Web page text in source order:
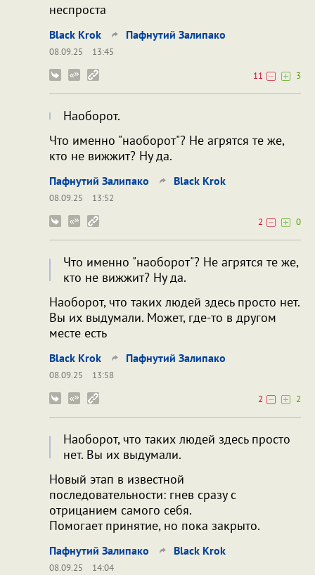
неспроста
Black Krok Пафнутий Залипако
08.09.25
13:45
11
3
Наоборот.
Что именно "наоборот"? Не агрятся те же,
кто не вижжит? Ну да.
Пафнутий Залипако Black Krok
08.09.25
13:52
2
0
Что именно "наоборот"? Не агрятся те же,
кто не вижжит? Ну да.
Наоборот, что таких людей здесь просто нет.
Вы их выдумали. Может, где-то в другом
месте есть
Black Krok Пафнутий Залипако
08.09.25
13:58
2
2
Наоборот, что таких людей здесь просто
нет. Вы их выдумали.
Новый этап в известной
последовательности: гнев сразу с
отрицанием самого себя.
Помогает принятие, но пока закрыто.
Пафнутий Залипако Black Krok
08.09.25
14:04